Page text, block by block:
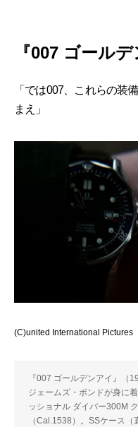
『007 ゴール
「では007、これらの装
まえ」
(C)united International Pictures
『007 ゴールデンアイ』（
ジェームズ・ボンドが身に
ッショナル ダイバー300M
（Cal.1538）。SSケース